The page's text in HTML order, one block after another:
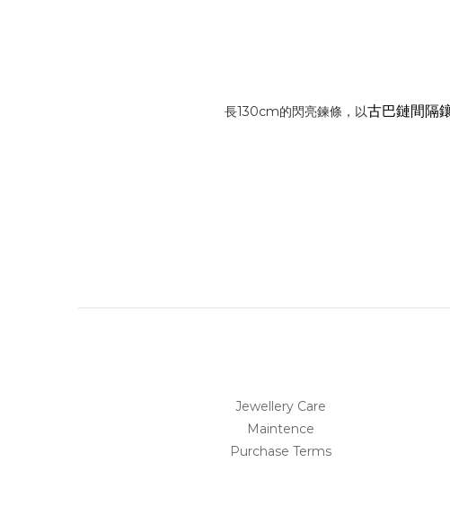
長130cm的閃亮鍊條，以古巴鏈間隔
Jewellery Care
Maintence
Purchase Terms